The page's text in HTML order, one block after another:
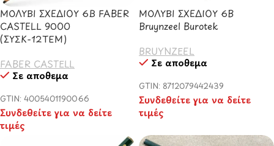
ΜΟΛΥΒΙ ΣΧΕΔΙΟΥ 6B FABER
CASTELL 9000
(ΣΥΣΚ-12ΤΕΜ)
FABER CASTELL
Σε απόθεμα
GTIN: 4005401190066
Συνδεθείτε για να δείτε
τιμές
ΜΟΛΥΒΙ ΣΧΕΔΙΟΥ 6B
Bruynzeel Burotek
BRUYNZEEL
Σε απόθεμα
GTIN: 8712079442439
Συνδεθείτε για να δείτε
τιμές